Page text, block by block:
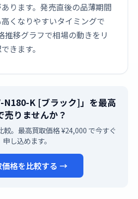
ります。発売直後の品薄期間
くなりやすいタイミングで
推移グラフで相場の動きをリ
きます。
N180-K [ブラック]」を最高
売りませんか？
較。最高買取価格 ¥24,000 で今すぐ
申し込めます。
価格を比較する →